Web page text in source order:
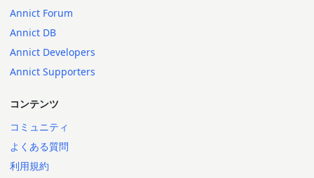
Annict Forum
Annict DB
Annict Developers
Annict Supporters
コンテンツ
コミュニティ
よくある質問
利用規約